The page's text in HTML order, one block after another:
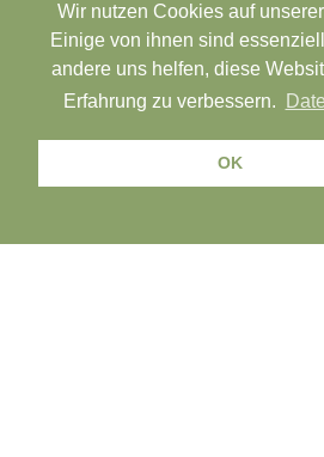
Wir nutzen Cookies auf
Einige von ihnen sind
andere uns helfen, diese
Erfahrung zu verbessern.
OK
UNSERE FACEBOOK FANS